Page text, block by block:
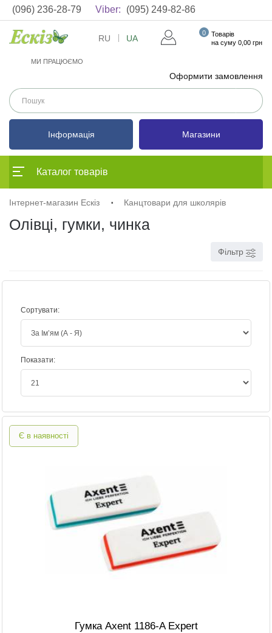
(096) 236-28-79 Viber: (095) 249-82-86
МИ ПРАЦЮЄМО
Оформити замовлення
RU UA Товарів
0
на суму 0,00 грн
Інформація Магазини
Каталог товарів
Інтернет-магазин Ескіз Канцтовари для школярів
Олівці, гумки, чинка
Фільтр
Сортувати:
Показати:
Є в наявності
Гумка Axent 1186-A Expert